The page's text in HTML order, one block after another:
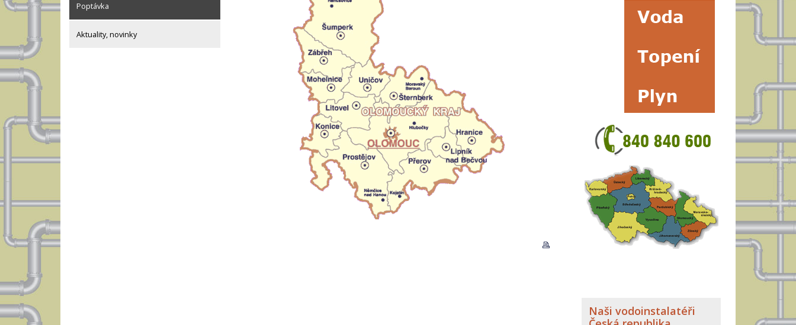
Poptávka
Aktuality, novinky
Naši vodoinstalatéři